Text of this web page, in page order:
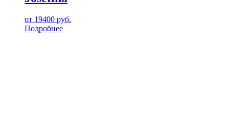
от 19400 руб.
Подробнее